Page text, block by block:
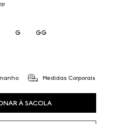
G GG
Medidas Corporais
À SACOLA